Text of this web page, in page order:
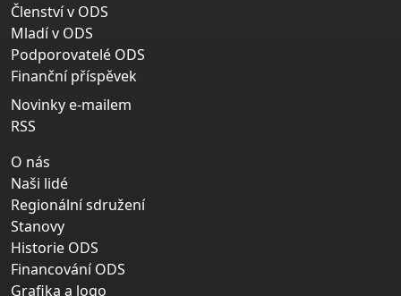
Členství v ODS
Mladí v ODS
Podporovatelé ODS
Finanční příspěvek
Novinky e-mailem
RSS
O nás
Naši lidé
Regionální sdružení
Stanovy
Historie ODS
Financování ODS
Grafika a logo